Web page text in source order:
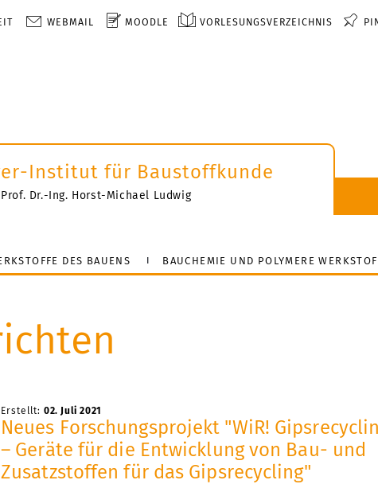
WEBMAIL MOODLE VORLESUNGSVERZEICHNIS
Institut für Baustoffkunde
Dr.-Ing. Horst-Michael Ludwig
DES BAUENS BAUCHEMIE UND POLYMERE
Erstellt: 02. Juli 2021
Neues Forschungsprojekt "WiR!
– Geräte für die Entwicklung von Bau- und
Zusatzstoffen für das Gipsrecycling"